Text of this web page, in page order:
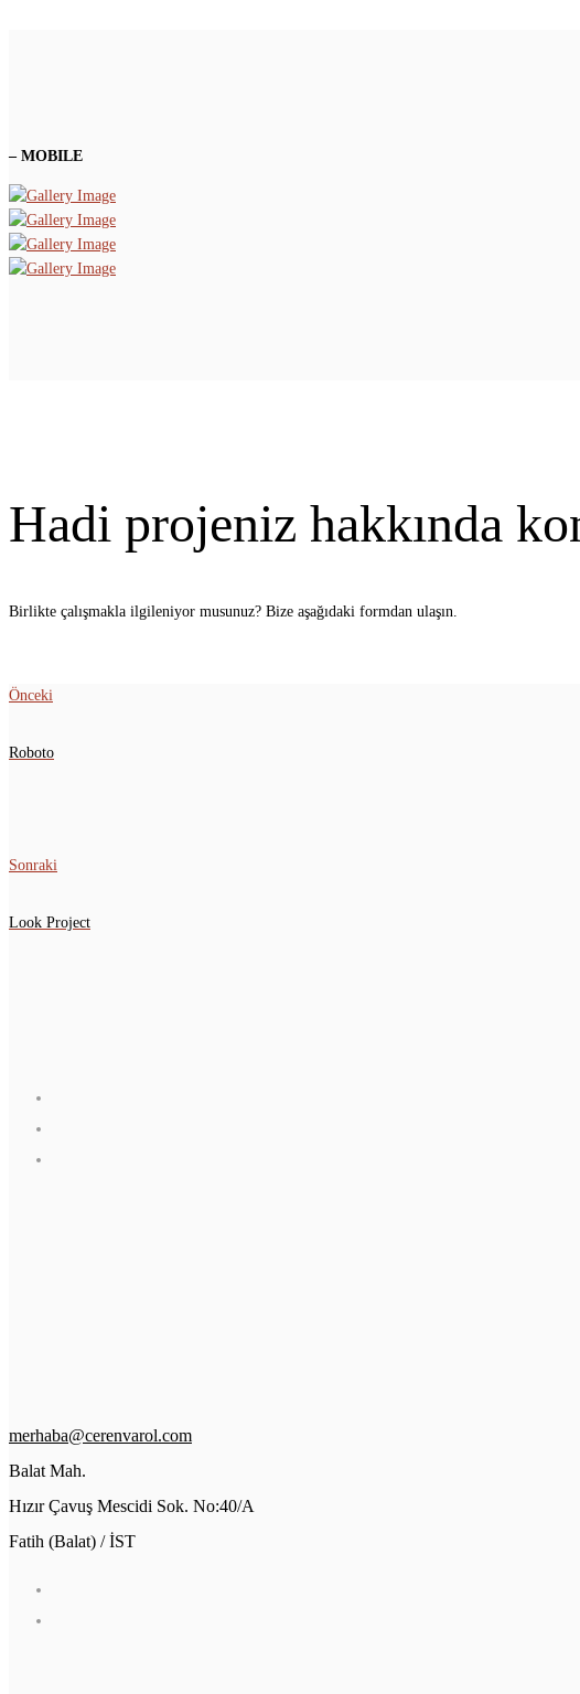
– MOBILE
Hadi projeniz hakkında
Birlikte çalışmakla ilgileniyor musunuz? Bize aşağıdaki formdan ulaşın.
Önceki
Roboto
Sonraki
Look Project
merhaba@cerenvarol.com
Balat Mah.
Hızır Çavuş Mescidi Sok. No:40/A
Fatih (Balat) / İST